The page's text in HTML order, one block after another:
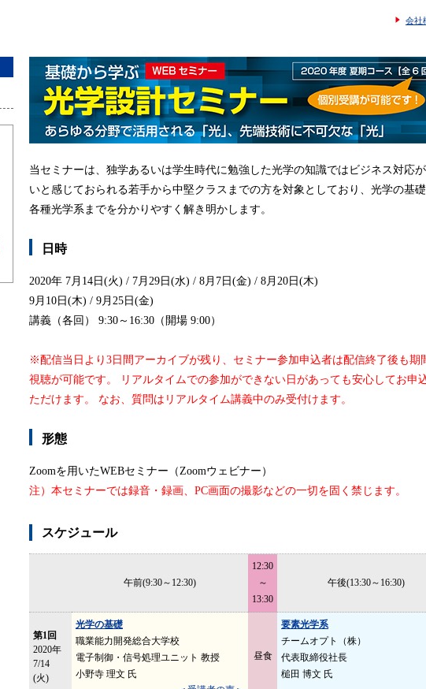
会社
当セミナーは、独学あるいは学生時代に勉強した光学の知識ではビジネス対応
いと感じておられる若手から中堅クラスまでの方を対象としており、光学の基
各種光学系までを分かりやすく解き明かします。
日時
2020年 7月14日(火) / 7月29日(水) / 8月7日(金) / 8月20日(木)
9月10日(木) / 9月25日(金)
講義（各回） 9:30～16:30（開場 9:00）
※配信当日より3日間アーカイブが残り、セミナー参加申込者は配信終了後も期
視聴が可能です。 リアルタイムでの参加ができない日があっても安心してお申
ただけます。 なお、質問はリアルタイム講義中のみ受付けます。
形態
Zoomを用いたWEBセミナー（Zoomウェビナー）
注）本セミナーでは録音・録画、PC画面の撮影などの一切を固く禁じます。
スケジュール
午前(9:30～12:30)
12:30
～
13:30
午後(13:30～16:30)
第1回
2020年
7/14
(火)
光学の基礎
職業能力開発総合大学校
電子制御・信号処理ユニット 教授
小野寺 理文 氏
昼食
要素光学系
チームオプト（株）
代表取締役社長
槌田 博文 氏